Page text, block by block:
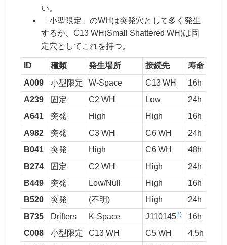
い。
「小型限定」のWHは突発穴として多く発生
するが、C13 WH(Small Shattered WH)は固
定穴としてこれを持つ。
ID 種類 発生場所 接続先 寿命
A009
小型限定 W-Space C13 WH
16h
A239
固定 C2 WH Low 24h
A641
突発 High High 16h
A982
突発 C3 WH C6 WH 24h
B041
突発 High C6 WH 48h
B274
固定 C2 WH High 24h
B449
突発 Low/Null High 16h
B520
突発 (不明) High 24h
B735
Drifters K-Space J1101452) 16h
C008
小型限定 C13 WH C5 WH
4.5h